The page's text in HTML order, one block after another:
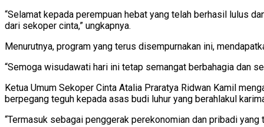
“Selamat kepada perempuan hebat yang telah berhasil lulus
dari sekoper cinta,” ungkapnya.
Menurutnya, program yang terus disempurnakan ini,
“Semoga wisudawati hari ini tetap semangat berbahagia dan
Ketua Umum Sekoper Cinta Atalia Praratya Ridwan Kamil
berpegang teguh kepada asas budi luhur yang berahlakul
“Termasuk sebagai penggerak perekonomian dan pribadi